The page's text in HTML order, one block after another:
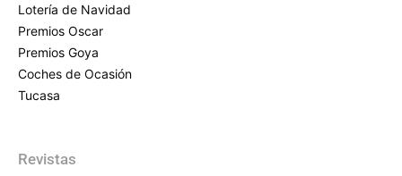
Lotería de Navidad
Premios Oscar
Premios Goya
Coches de Ocasión
Tucasa
Revistas